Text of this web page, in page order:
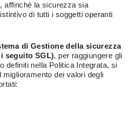
affinché la sicurezza sia
di tutti i soggetti operanti
di Gestione della sicurezza
seguito SGL), per raggiungere gli
definiti nella Politica Integrata, si
miglioramento dei valori degli